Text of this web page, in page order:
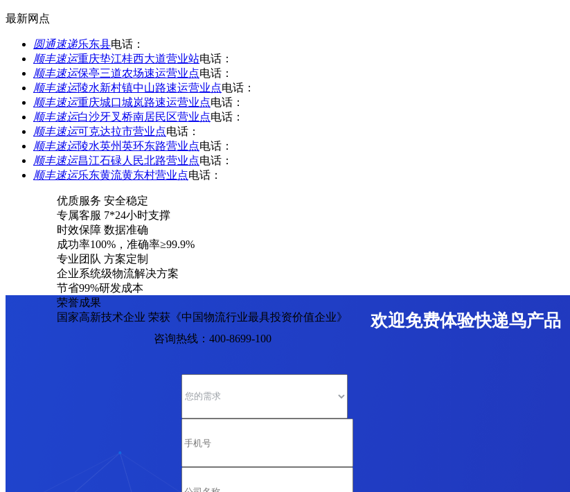
最新网点
圆通速递乐东县电话：
顺丰速运重庆垫江桂西大道营业站电话：
顺丰速运保亭三道农场速运营业点电话：
顺丰速运陵水新村镇中山路速运营业点电话：
顺丰速运重庆城口城岚路速运营业点电话：
顺丰速运白沙牙叉桥南居民区营业点电话：
顺丰速运可克达拉市营业点电话：
顺丰速运陵水英州英环东路营业点电话：
顺丰速运昌江石碌人民北路营业点电话：
顺丰速运乐东黄流黄东村营业点电话：
优质服务 安全稳定
专属客服 7*24小时支撑
时效保障 数据准确
成功率100%，准确率≥99.9%
专业团队 方案定制
企业系统级物流解决方案
节省99%研发成本
荣誉成果
国家高新技术企业 荣获《中国物流行业最具投资价值企业》
欢迎免费体验快递鸟产品
咨询热线：400-8699-100